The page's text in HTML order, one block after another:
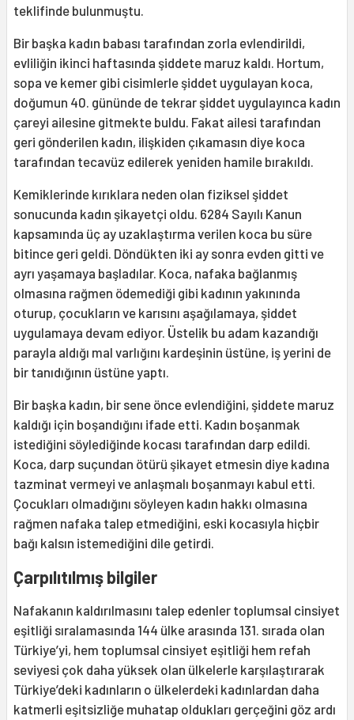
teklifinde bulunmuştu.
Bir başka kadın babası tarafından zorla evlendirildi,
evliliğin ikinci haftasında şiddete maruz kaldı. Hortum,
sopa ve kemer gibi cisimlerle şiddet uygulayan koca,
doğumun 40. gününde de tekrar şiddet uygulayınca kadın
çareyi ailesine gitmekte buldu. Fakat ailesi tarafından
geri gönderilen kadın, ilişkiden çıkamasın diye koca
tarafından tecavüz edilerek yeniden hamile bırakıldı.
Kemiklerinde kırıklara neden olan fiziksel şiddet
sonucunda kadın şikayetçi oldu. 6284 Sayılı Kanun
kapsamında üç ay uzaklaştırma verilen koca bu süre
bitince geri geldi. Döndükten iki ay sonra evden gitti ve
ayrı yaşamaya başladılar. Koca, nafaka bağlanmış
olmasına rağmen ödemediği gibi kadının yakınında
oturup, çocukların ve karısını aşağılamaya, şiddet
uygulamaya devam ediyor. Üstelik bu adam kazandığı
parayla aldığı mal varlığını kardeşinin üstüne, iş yerini de
bir tanıdığının üstüne yaptı.
Bir başka kadın, bir sene önce evlendiğini, şiddete maruz
kaldığı için boşandığını ifade etti. Kadın boşanmak
istediğini söylediğinde kocası tarafından darp edildi.
Koca, darp suçundan ötürü şikayet etmesin diye kadına
tazminat vermeyi ve anlaşmalı boşanmayı kabul etti.
Çocukları olmadığını söyleyen kadın hakkı olmasına
rağmen nafaka talep etmediğini, eski kocasıyla hiçbir
bağı kalsın istemediğini dile getirdi.
Çarpılıtılmış bilgiler
Nafakanın kaldırılmasını talep edenler toplumsal cinsiyet
eşitliği sıralamasında 144 ülke arasında 131. sırada olan
Türkiye’yi, hem toplumsal cinsiyet eşitliği hem refah
seviyesi çok daha yüksek olan ülkelerle karşılaştırarak
Türkiye’deki kadınların o ülkelerdeki kadınlardan daha
katmerli eşitsizliğe muhatap oldukları gerçeğini göz ardı